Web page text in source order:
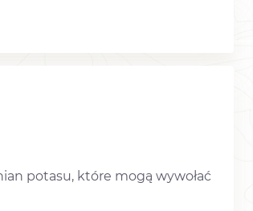
potasu, które mogą wywołać